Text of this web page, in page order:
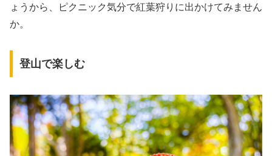
ょうから、ピクニック気分で紅葉狩りに出かけてみません
か。
登山で楽しむ